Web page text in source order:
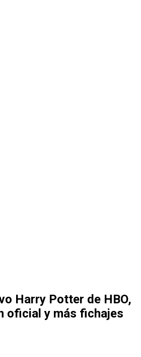
Harry Potter de HBO,
oficial y más fichajes